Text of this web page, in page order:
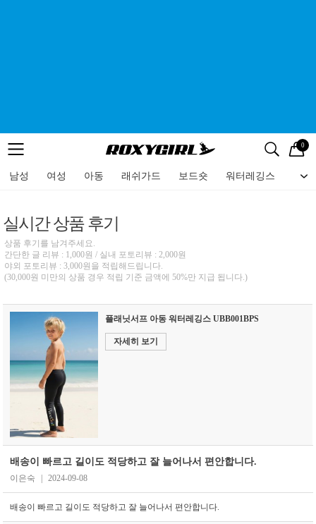
메뉴 검색
로고 0
남성 여성 아동 래쉬가드 보드숏 워터레깅스 비
메뉴
실시간 상품 후기
상품 후기를 남겨주세요.
간단한 글 리뷰 : 1,000원 / 실내 포토리뷰 : 2,000원
야외 포토리뷰 : 3,000원을 적립해드립니다.
(30,000원 미만의 상품 경우 적립 기준 금액에 50%만 지급 됩니다.)
플래닛서프 아동 워터레깅스 UBB001BPS
자세히 보기
배송이 빠르고 길이도 적당하고 잘 늘어나서 편안합니다.
이은숙 2024-09-08
배송이 빠르고 길이도 적당하고 잘 늘어나서 편안합니다.